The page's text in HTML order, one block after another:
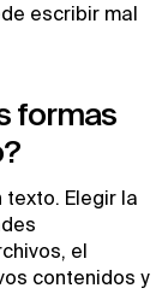
escribir mal
formas
texto. Elegir la
el
contenidos y